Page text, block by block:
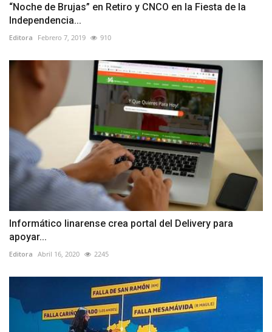
“Noche de Brujas” en Retiro y CNCO en la Fiesta de la
Independencia...
Editora Febrero 7, 2019 910
Informático linarense crea portal del Delivery para
apoyar...
Editora Abril 16, 2020 2245